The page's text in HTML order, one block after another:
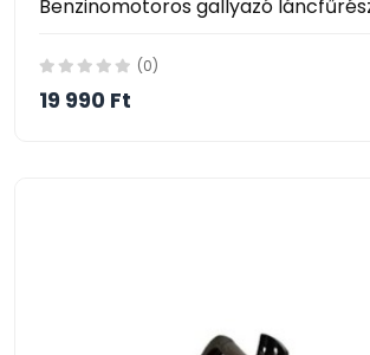
(0)
19 990 Ft